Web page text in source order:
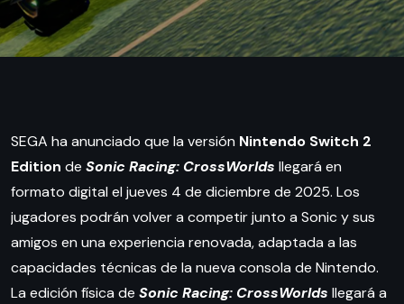
SEGA ha anunciado que la versión Nintendo Switch 2
Edition de Sonic Racing: CrossWorlds llegará en
formato digital el jueves 4 de diciembre de 2025. Los
jugadores podrán volver a competir junto a Sonic y sus
amigos en una experiencia renovada, adaptada a las
capacidades técnicas de la nueva consola de Nintendo.
La edición física de Sonic Racing: CrossWorlds llegará a